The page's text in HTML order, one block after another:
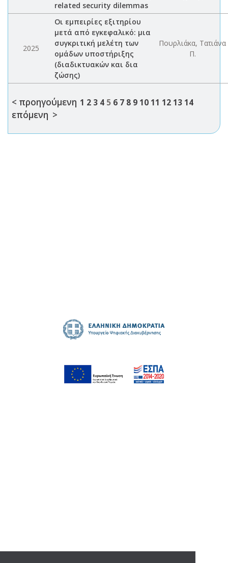
related security dilemmas
2025
Οι εμπειρίες εξιτηρίου
μετά από εγκεφαλικό: μια
συγκριτική μελέτη των
ομάδων υποστήριξης
(διαδικτυακών και δια
ζώσης)
Πουρλιάκα, Τατιάνα
Π.
< προηγούμενη 1 2 3 4 5 6 7 8 9 10 11 12 13 14
επόμενη >